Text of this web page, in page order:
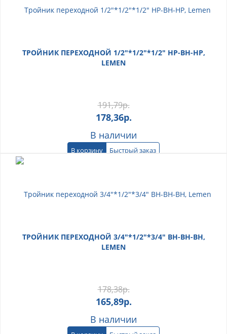
ТРОЙНИК ПЕРЕХОДНОЙ 1/2"*1/2"*1/2" НР-ВН-НР,
LEMEN
191,79р.
178,36р.
В наличии
В корзину Быстрый заказ
ТРОЙНИК ПЕРЕХОДНОЙ 3/4"*1/2"*3/4" ВН-ВН-ВН,
LEMEN
178,38р.
165,89р.
В наличии